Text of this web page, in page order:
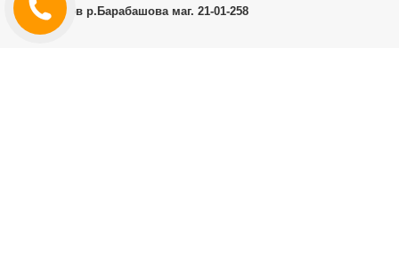
г.Харьков р.Барабашова маг. 21-01-258